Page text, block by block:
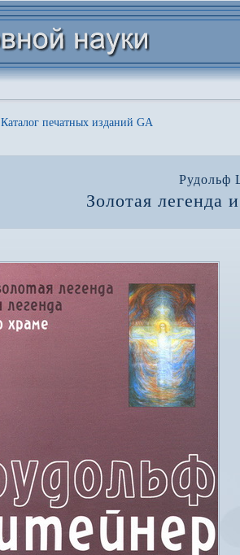
Каталог печатных изданий GA
Рудольф
Золотая легенда